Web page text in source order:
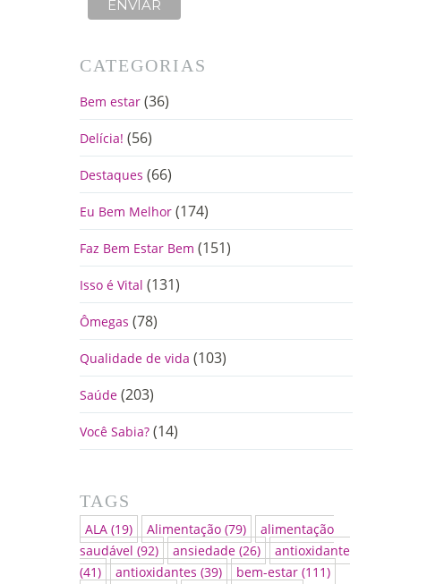
CATEGORIAS
Bem estar(36)
Delícia! (56)
Destaques (66)
Eu Bem Melhor(174)
Faz Bem Estar Bem (151)
Isso é Vital (131)
Ômegas (78)
Qualidade de vida (103)
Saúde(203)
Você Sabia?(14)
TAGS
ALA(19) Alimentação(79)
alimentação
saudável (92) ansiedade(26)
antioxidante
(41)
antioxidantes (39) bem-estar(111)